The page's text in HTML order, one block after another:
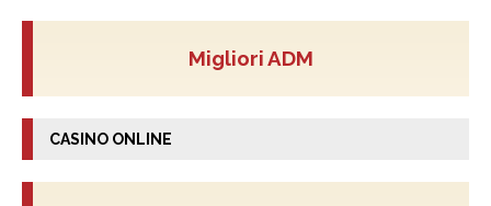
Migliori ADM
CASINO ONLINE